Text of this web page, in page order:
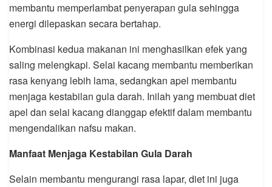
membantu memperlambat penyerapan gula sehingga
energi dilepaskan secara bertahap.
Kombinasi kedua makanan ini menghasilkan efek yang
saling melengkapi. Selai kacang membantu memberikan
rasa kenyang lebih lama, sedangkan apel membantu
menjaga kestabilan gula darah. Inilah yang membuat diet
apel dan selai kacang dianggap efektif dalam membantu
mengendalikan nafsu makan.
Manfaat Menjaga Kestabilan Gula Darah
Selain membantu mengurangi rasa lapar, diet ini juga